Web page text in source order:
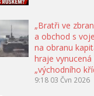
„Bratři ve
a obchod s
na obranu
hraje
„východního
9:18 03 Čvn 2026